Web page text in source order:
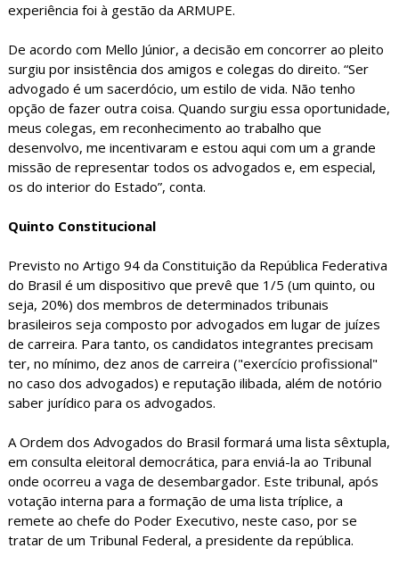
experiência foi à gestão da ARMUPE.
De acordo com Mello Júnior, a decisão em concorrer ao pleito
surgiu por insistência dos amigos e colegas do direito. “Ser
advogado é um sacerdócio, um estilo de vida. Não tenho
opção de fazer outra coisa. Quando surgiu essa oportunidade,
meus colegas, em reconhecimento ao trabalho que
desenvolvo, me incentivaram e estou aqui com um a grande
missão de representar todos os advogados e, em especial,
os do interior do Estado”, conta.
Quinto Constitucional
Previsto no Artigo 94 da Constituição da República Federativa
do Brasil é um dispositivo que prevê que 1/5 (um quinto, ou
seja, 20%) dos membros de determinados tribunais
brasileiros seja composto por advogados em lugar de juízes
de carreira. Para tanto, os candidatos integrantes precisam
ter, no mínimo, dez anos de carreira ("exercício profissional"
no caso dos advogados) e reputação ilibada, além de notório
saber jurídico para os advogados.
A Ordem dos Advogados do Brasil formará uma lista sêxtupla,
em consulta eleitoral democrática, para enviá-la ao Tribunal
onde ocorreu a vaga de desembargador. Este tribunal, após
votação interna para a formação de uma lista tríplice, a
remete ao chefe do Poder Executivo, neste caso, por se
tratar de um Tribunal Federal, a presidente da república.